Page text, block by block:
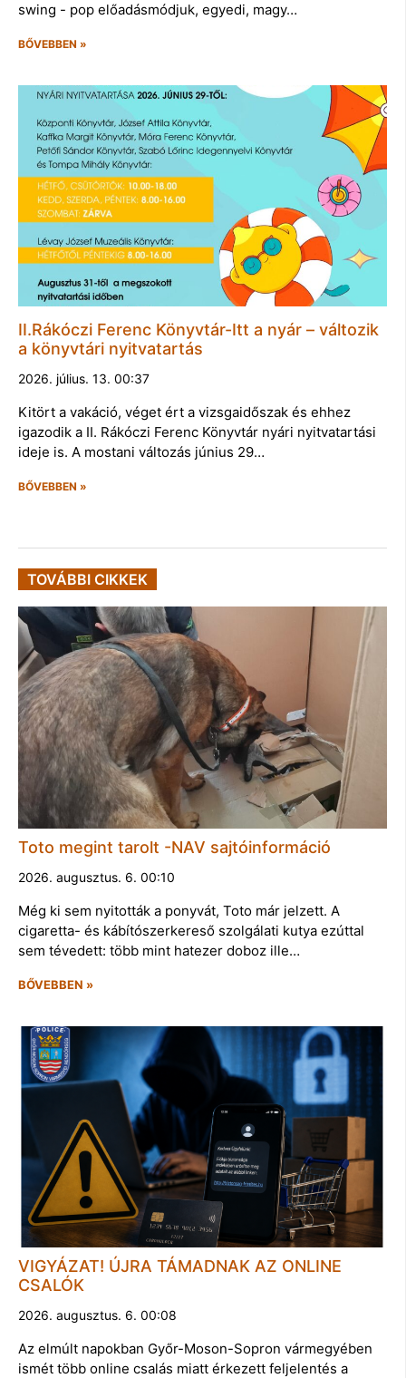
swing - pop előadásmódjuk, egyedi, magy…
BŐVEBBEN »
II.Rákóczi Ferenc Könyvtár-Itt a nyár – változik
a könyvtári nyitvatartás
2026. július. 13. 00:37
Kitört a vakáció, véget ért a vizsgaidőszak és ehhez
igazodik a II. Rákóczi Ferenc Könyvtár nyári nyitvatartási
ideje is. A mostani változás június 29…
BŐVEBBEN »
TOVÁBBI CIKKEK
Toto megint tarolt -NAV sajtóinformáció
2026. augusztus. 6. 00:10
Még ki sem nyitották a ponyvát, Toto már jelzett. A
cigaretta- és kábítószerkereső szolgálati kutya ezúttal
sem tévedett: több mint hatezer doboz ille…
BŐVEBBEN »
VIGYÁZAT! ÚJRA TÁMADNAK AZ ONLINE
CSALÓK
2026. augusztus. 6. 00:08
Az elmúlt napokban Győr-Moson-Sopron vármegyében
ismét több online csalás miatt érkezett feljelentés a